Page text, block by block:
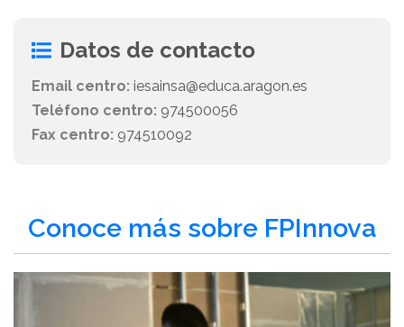
Datos de contacto
Email centro: iesainsa@educa.aragon.es
Teléfono centro: 974500056
Fax centro: 974510092
Conoce más sobre FPInnova